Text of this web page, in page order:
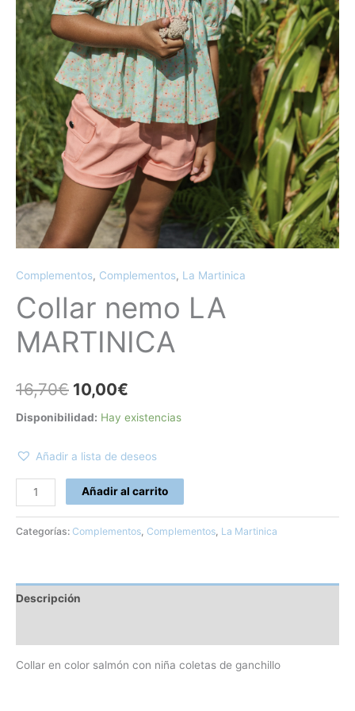
Complementos, Complementos, La Martinica
Collar nemo LA
MARTINICA
16,70€ 10,00€
Disponibilidad: Hay existencias
Añadir a lista de deseos
Añadir al carrito
Categorías: Complementos Complementos La Martinica
Descripción
Collar en color salmón con niña coletas de ganchillo